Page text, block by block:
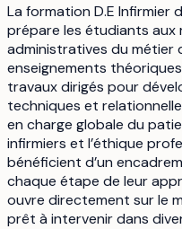
La formation D.E Infirmier
prépare les étudiants aux
administratives du métier
enseignements
travaux dirigés pour
techniques et
en charge globale du
infirmiers et l’éthique
bénéficient d’un
chaque étape de leur
ouvre directement sur le
prêt à intervenir dans